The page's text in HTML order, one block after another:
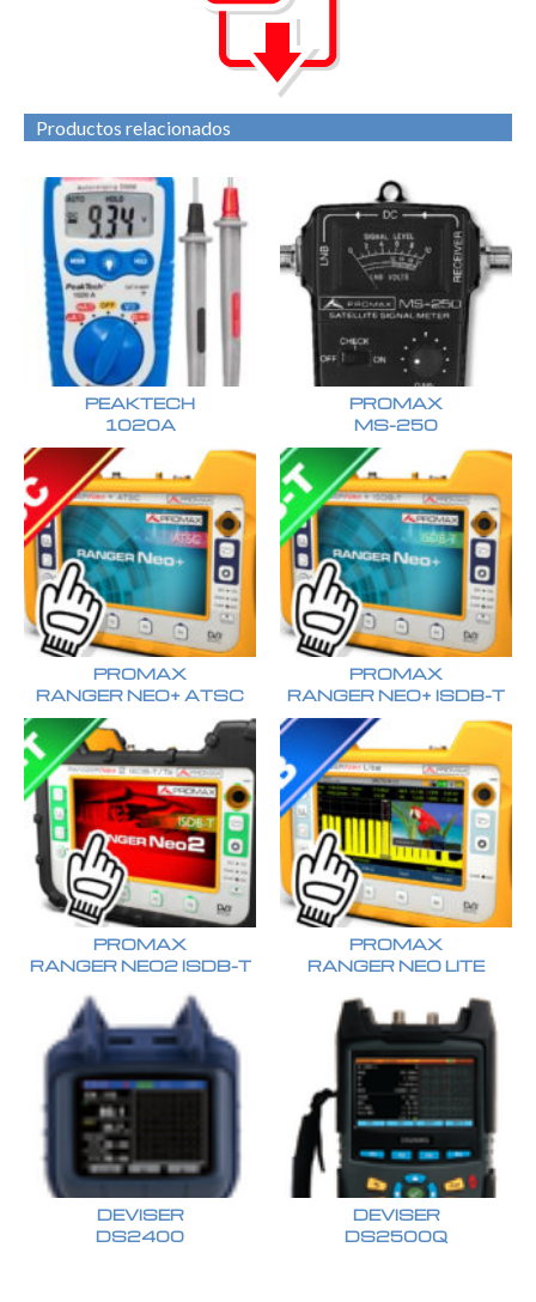
Productos relacionados
PEAKTECH
1020A
PROMAX
MS-250
PROMAX
RANGER NEO+ ATSC
PROMAX
RANGER NEO+ ISDB-T
PROMAX
RANGER NEO2 ISDB-T
PROMAX
RANGER NEO LITE
DEVISER
DS2400
DEVISER
DS2500Q